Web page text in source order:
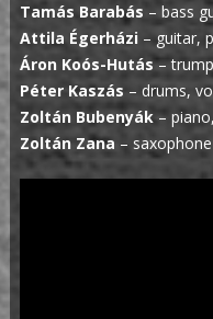
Tamás Barabás – bass
Attila Égerházi– guitar,
Áron Koós-Hutás–
Péter Kaszás – drums,
Zoltán Bubenyák–
Zoltán Zana – saxophone